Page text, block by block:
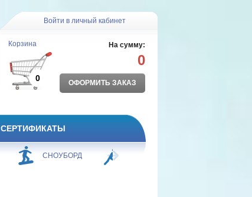
Войти в личный кабинет
Корзина
0
На сумму:
0
ОФОРМИТЬ ЗАКАЗ
СЕРТИФИКАТЫ
СНОУБОРД